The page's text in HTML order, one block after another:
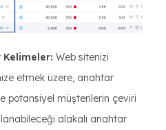
Web sitenizi
etmek üzere, anahtar
potansiyel müşterilerin çeviri
alakalı anahtar